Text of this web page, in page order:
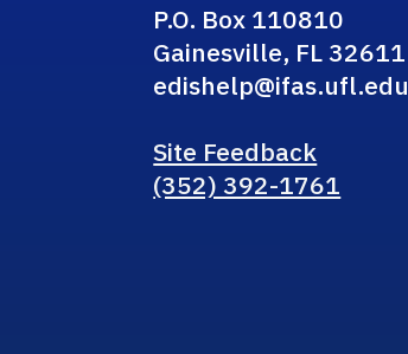
P.O. Box 110810
Gainesville, FL 32611
edishelp@ifas.ufl.edu
Site Feedback
(352) 392-1761